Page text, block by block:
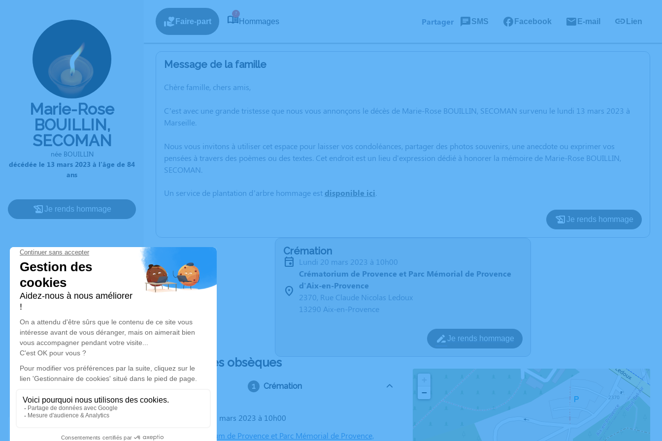
Marie-Rose
BOUILLIN,
SECOMAN
née BOUILLIN
décédée le 13 mars 2023 à l'âge de 84
ans
Je rends hommage
Faire-part
7
Hommages Partager SMS Facebook E-mail Lien
Message de la famille
Chère famille, chers amis,
C’est avec une grande tristesse que nous vous annonçons le décès de Marie-Rose BOUILLIN, SECOMAN survenu le lundi 13 mars 2023 à
Marseille.
Nous vous invitons à utiliser cet espace pour laisser vos condoléances, partager des photos souvenirs, une anecdote ou exprimer vos
pensées à travers des poèmes ou des textes. Cet endroit est un lieu d'expression dédié à honorer la mémoire de Marie-Rose BOUILLIN,
SECOMAN.
Un service de plantation d’arbre hommage est disponible ici.
Je rends hommage
Crémation
lundi 20 mars 2023 à 10h00
Crématorium de Provence et Parc Mémorial de Provence
d'Aix-en-Provence
2370, Rue Claude Nicolas Ledoux
13290 Aix-en-Provence
Je rends hommage
Déroulé des obsèques
Crémation
Le lundi 20 mars 2023 à 10h00
Crématorium de Provence et Parc Mémorial de Provence,
−